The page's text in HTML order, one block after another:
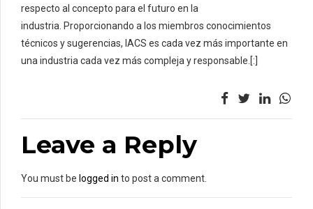
respecto al concepto para el futuro en la
industria. Proporcionando a los miembros conocimientos
técnicos y sugerencias, IACS es cada vez más importante en
una industria cada vez más compleja y responsable.[:]
Leave a Reply
You must be logged in to post a comment.